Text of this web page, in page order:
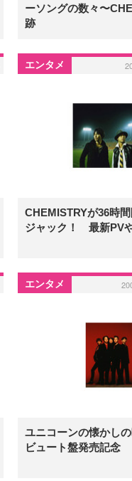
ーソングの数々〜
跡
エンタメ
CHEMISTRYが36時
ジャック！ 最新PV
エンタメ
ユニコーンの懐かし
ビュート盤発売記念